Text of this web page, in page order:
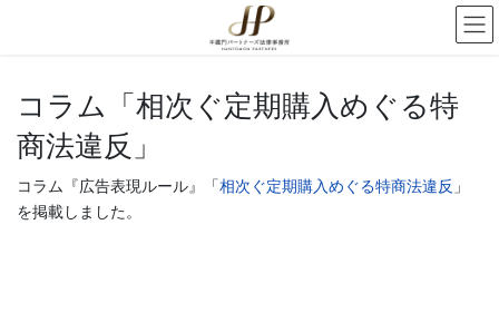
コラム「相次ぐ定期購入めぐる特
商法違反」
コラム『広告表現ルール』「相次ぐ定期購入めぐる特商法違反 」
を掲載しました。